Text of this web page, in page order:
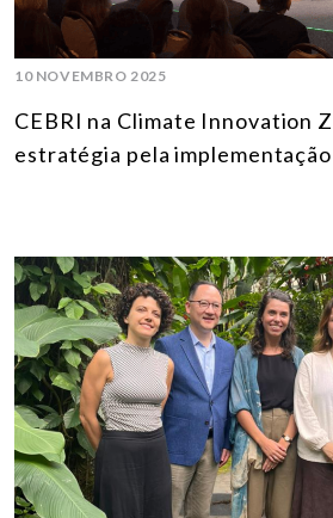
10 NOVEMBRO 2025
CEBRI na Climate Innovation
estratégia pela